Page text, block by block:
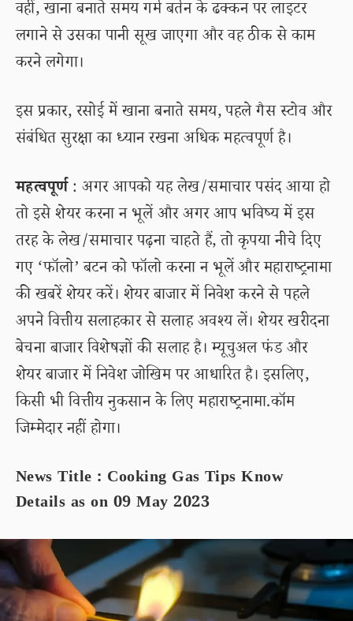
वहीं, खाना बनाते समय गर्म बर्तन के ढक्कन पर लाइटर
लगाने से उसका पानी सूख जाएगा और वह ठीक से काम
करने लगेगा।
इस प्रकार, रसोई में खाना बनाते समय, पहले गैस स्टोव और
संबंधित सुरक्षा का ध्यान रखना अधिक महत्वपूर्ण है।
महत्वपूर्ण: अगर आपको यह लेख/समाचार पसंद आया हो
तो इसे शेयर करना न भूलें और अगर आप भविष्य में इस
तरह के लेख/समाचार पढ़ना चाहते हैं, तो कृपया नीचे दिए
गए ‘फॉलो’ बटन को फॉलो करना न भूलें और महाराष्ट्रनामा
की खबरें शेयर करें। शेयर बाजार में निवेश करने से पहले
अपने वित्तीय सलाहकार से सलाह अवश्य लें। शेयर खरीदना
बेचना बाजार विशेषज्ञों की सलाह है। म्यूचुअल फंड और
शेयर बाजार में निवेश जोखिम पर आधारित है। इसलिए,
किसी भी वित्तीय नुकसान के लिए महाराष्ट्रनामा.कॉम
जिम्मेदार नहीं होगा।
News Title : Cooking Gas Tips Know
Details as on 09 May 2023